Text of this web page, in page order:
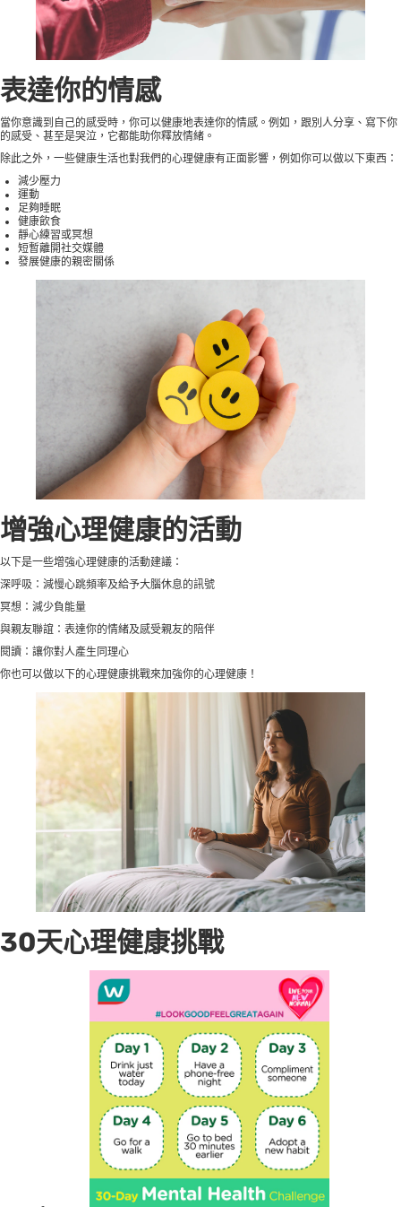
表達你的情感
當你意識到自己的感受時，你可以健康地表達你的情感。例如，跟別人分享、寫下你
的感受、甚至是哭泣，它都能助你釋放情緒。
除此之外，一些健康生活也對我們的心理健康有正面影響，例如你可以做以下東西：
減少壓力
運動
足夠睡眠
健康飲食
靜心練習或冥想
短暫離開社交媒體
發展健康的親密關係
增強心理健康的活動
以下是一些增強心理健康的活動建議：
深呼吸：減慢心跳頻率及給予大腦休息的訊號
冥想：減少負能量
與親友聯誼：表達你的情緒及感受親友的陪伴
閱讀：讓你對人產生同理心
你也可以做以下的心理健康挑戰來加強你的心理健康！
30天心理健康挑戰